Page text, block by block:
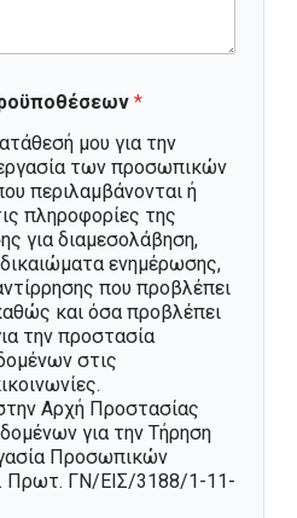
*
μου για την
των προσωπικών
περιλαμβάνονται ή
πληροφορίες της
για διαμεσολάβηση,
ενημέρωσης,
που προβλέπει
και όσα προβλέπει
την προστασία
στις
Αρχή Προστασίας
για την Τήρηση
Προσωπικών
Πρωτ. ΓΝ/ΕΙΣ/3188/1-11-